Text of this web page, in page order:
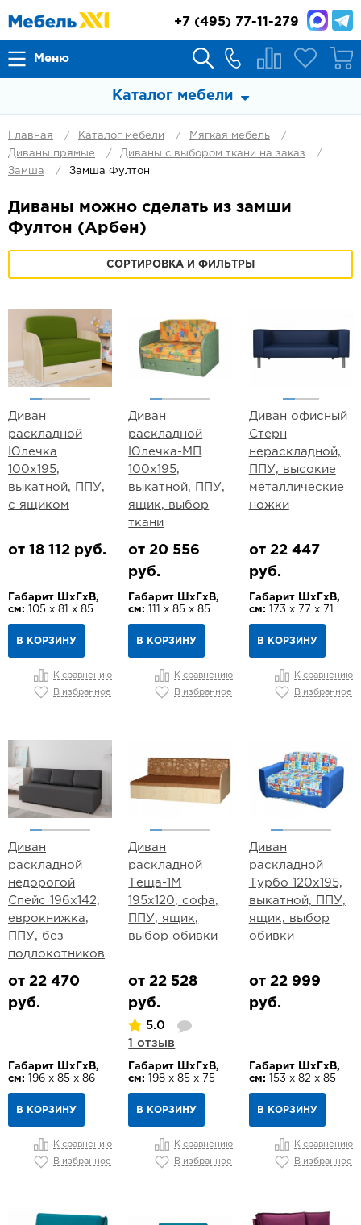
Меню
+7 (495) 77-11-279
Каталог мебели
Главная Каталог мебели
Мягкая мебель
Диваны прямые
Диваны с выбором ткани на заказ
Замша
Замша Фултон
Диваны можно сделать из замши
Фултон (Арбен)
СОРТИРОВКА И ФИЛЬТРЫ
Диван
раскладной
Юлечка
100х195,
выкатной, ППУ,
с ящиком
от 18 112 руб.
Габарит ШхГхВ,
см: 105 х 81 х 85
В КОРЗИНУ
К сравнению
В избранное
Диван
раскладной
Юлечка-МП
100х195,
выкатной, ППУ,
ящик, выбор
ткани
от 20 556
руб.
Габарит ШхГхВ,
см:
111 х 85 х 85
В КОРЗИНУ
К сравнению
В избранное
Диван офисный
Стерн
нераскладной,
ППУ, высокие
металлические
ножки
от 22 447
руб.
Габарит ШхГхВ,
см: 173 х 77 х 71
В КОРЗИНУ
К сравнению
В избранное
Диван
раскладной
недорогой
Спейс 196х142,
еврокнижка,
ППУ, без
подлокотников
от 22 470
руб.
Габарит ШхГхВ,
см: 196 х 85 х 86
В КОРЗИНУ
К сравнению
В избранное
Диван
раскладной
Теща-1М
195х120, софа,
ППУ, ящик,
выбор обивки
от 22 528
руб.
5.0
1 отзыв
Габарит ШхГхВ,
см:
198 х 85 х 75
В КОРЗИНУ
К сравнению
В избранное
Диван
раскладной
Турбо 120х195,
выкатной, ППУ,
ящик, выбор
обивки
от 22 999
руб.
Габарит ШхГхВ,
см: 153 х 82 х 85
В КОРЗИНУ
К сравнению
В избранное